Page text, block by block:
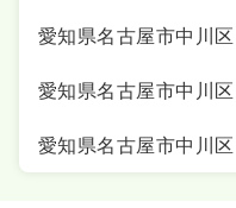
愛知県名古屋市中川区
愛知県名古屋市中川区
愛知県名古屋市中川区